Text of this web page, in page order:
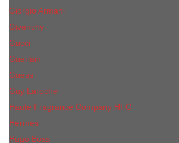
Giorgio Armani
Givenchy
Gucci
Guerlain
Guess
Guy Laroche
Haute Fragrance Company HFC
Hermes
Hugo Boss